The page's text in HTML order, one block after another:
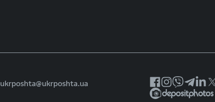
ukrposhta@ukrposhta.ua